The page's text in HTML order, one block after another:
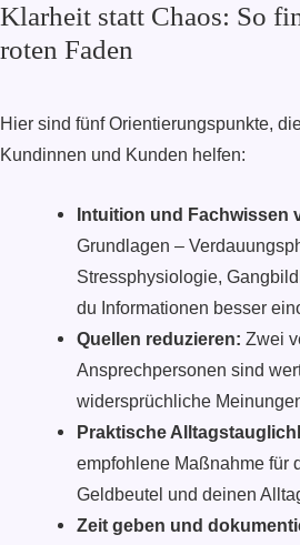
Klarheit statt Chaos: So
roten Faden
Hier sind fünf Orientierungspunkte,
Kundinnen und Kunden helfen:
Intuition und Fachwissen
Grundlagen –
Stressphysiologie,
du Informationen besser
Quellen reduzieren: Zwei
Ansprechpersonen sind
widersprüchliche
Praktische
empfohlene Maßnahme für
Geldbeutel und deinen
Zeit geben und